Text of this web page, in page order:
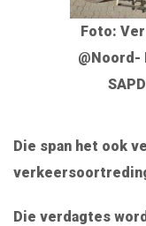
Foto:
@Noord-
SAPD
Die span het ook
Die verdagtes